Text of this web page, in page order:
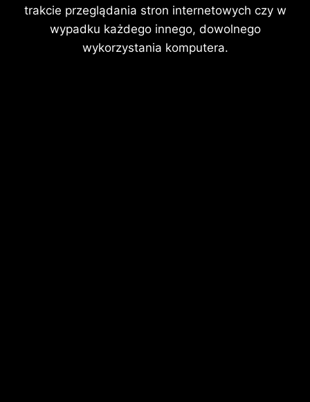
trakcie przeglądania stron internetowych czy w
wypadku każdego innego, dowolnego
wykorzystania komputera.